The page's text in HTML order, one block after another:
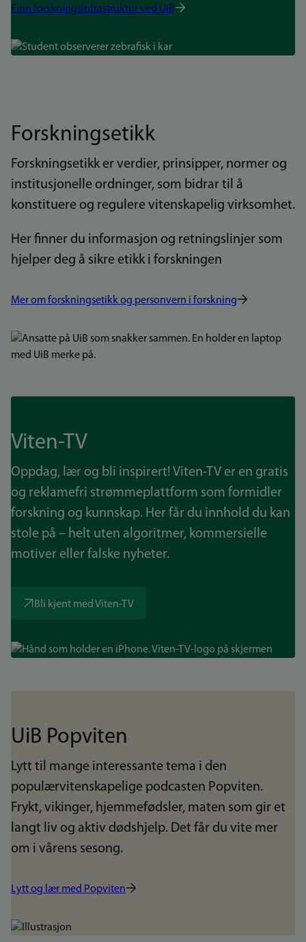
Finn forskningsinfrastruktur ved UiB
Bilde
Forskningsetikk
Forskningsetikk er verdier, prinsipper, normer og
institusjonelle ordninger, som bidrar til å
konstituere og regulere vitenskapelig virksomhet.
Her finner du informasjon og retningslinjer som
hjelper deg å sikre etikk i forskningen
Mer om forskningsetikk og personvern i forskning
Bilde
Viten-TV
Oppdag, lær og bli inspirert! Viten-TV er en gratis
og reklamefri strømmeplattform som formidler
forskning og kunnskap. Her får du innhold du kan
stole på – helt uten algoritmer, kommersielle
motiver eller falske nyheter.
Bli kjent med Viten-TV
Bilde
UiB Popviten
Lytt til mange interessante tema i den
populærvitenskapelige podcasten Popviten.
Frykt, vikinger, hjemmefødsler, maten som gir et
langt liv og aktiv dødshjelp. Det får du vite mer
om i vårens sesong.
Lytt og lær med Popviten
Bilde